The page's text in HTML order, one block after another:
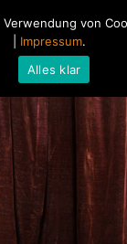
Home
von
Impressum.
Alles klar